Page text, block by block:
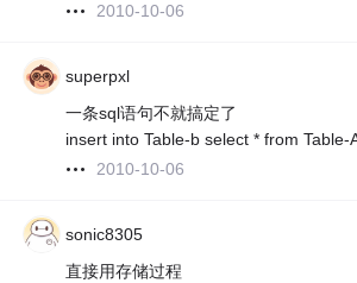
2010-10-06
superpxl
一条sql语句不就搞定了
insert into Table-b select * from Table-
2010-10-06
sonic8305
直接用存储过程